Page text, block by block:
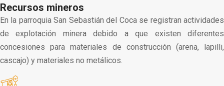
Recursos mineros
En la parroquia San Sebastián del Coca se registran actividades
de explotación minera debido a que existen diferentes
concesiones para materiales de construcción (arena, lapilli,
cascajo) y materiales no metálicos.